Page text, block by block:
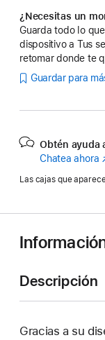
¿Necesitas un
Guarda todo lo
dispositivo a Tus
retomar donde te
Guardar para
Obtén ayuda
Chatea ahora
Las cajas que
Descripción
Gracias a su